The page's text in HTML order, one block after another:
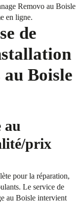
Removo au Boisle
en ligne.
de
Boisle
au
prix
pour la réparation,
Le service de
au Boisle intervient